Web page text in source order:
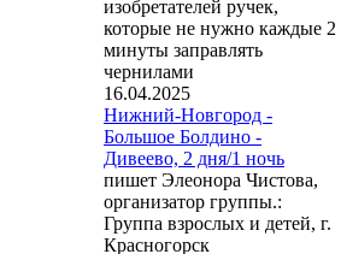
изобретателей ручек,
которые не нужно каждые 2
минуты заправлять
чернилами
16.04.2025
Нижний-Новгород -
Большое Болдино -
Дивеево, 2 дня/1 ночь
пишет Элеонора Чистова,
организатор группы.:
Группа взрослых и детей, г.
Красногорск